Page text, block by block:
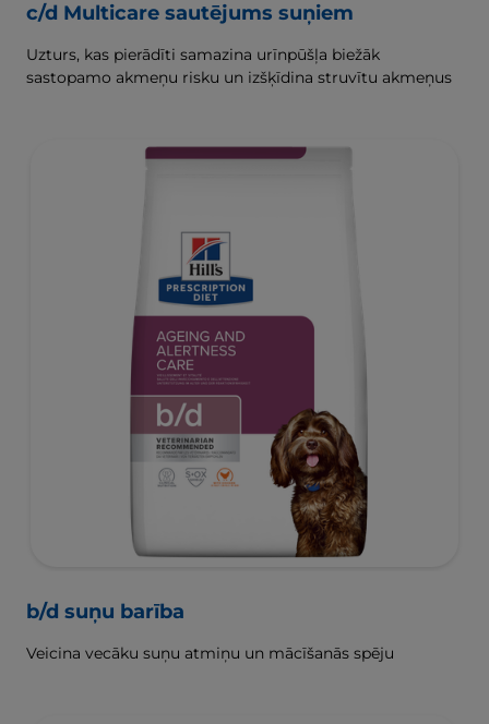
c/d Multicare sautējums suņiem
Uzturs, kas pierādīti samazina urīnpūšļa biežāk
sastopamo akmeņu risku un izšķīdina struvītu akmeņus
b/d suņu barība
Veicina vecāku suņu atmiņu un mācīšanās spēju